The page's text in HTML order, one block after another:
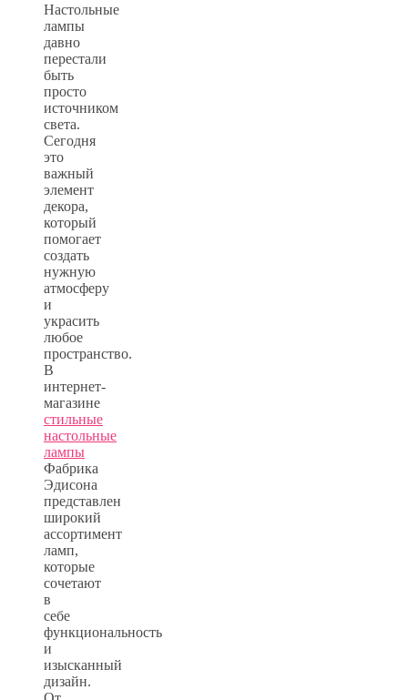
Настольные
лампы
давно
перестали
быть
просто
источником
света.
Сегодня
это
важный
элемент
декора,
который
помогает
создать
нужную
атмосферу
и
украсить
любое
пространство.
В
интернет-
магазине
стильные
настольные
лампы
Фабрика
Эдисона
представлен
широкий
ассортимент
ламп,
которые
сочетают
в
себе
функциональность
и
изысканный
дизайн.